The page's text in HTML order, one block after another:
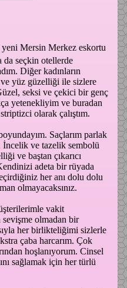
Mersin Merkez eskortu
seçkin otellerde
Diğer kadınların
yüz güzelliği ile sizlere
seksi ve çekici bir genç
yetenekliyim ve buradan
olarak çalıştım.
Saçlarım parlak
İncelik ve tazelik sembolü
ve baştan çıkarıcı
adeta bir rüyada
her anı dolu dolu
olmayacaksınız.
vakit
olmadan bir
her birlikteliğimi sizlerle
çaba harcarım. Çok
hoşlanıyorum. Cinsel
sağlamak için her türlü